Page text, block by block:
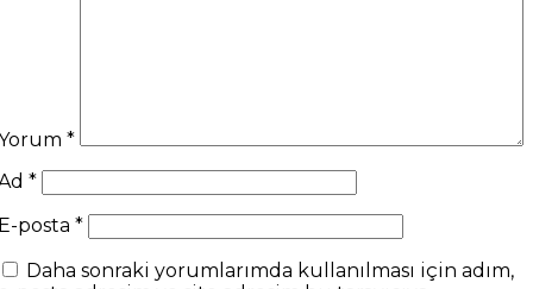
*
*
posta *
Daha sonraki yorumlarımda kullanılması için adım,